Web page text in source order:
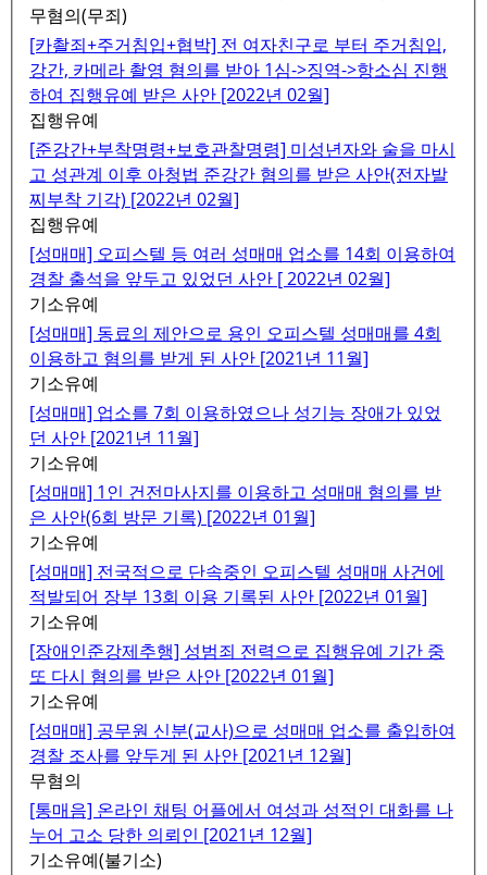
무혐의(무죄)
[카촬죄+주거침입+협박] 전 여자친구로 부터 주거침입,
강간, 카메라 촬영 혐의를 받아 1심->징역->항소심 진행
하여 집행유예 받은 사안 [2022년 02월]
집행유예
[준강간+부착명령+보호관찰명령] 미성년자와 술을 마시
고 성관계 이후 아청법 준강간 혐의를 받은 사안(전자발
찌부착 기각) [2022년 02월]
집행유예
[성매매] 오피스텔 등 여러 성매매 업소를 14회 이용하여
경찰 출석을 앞두고 있었던 사안 [ 2022년 02월]
기소유예
[성매매] 동료의 제안으로 용인 오피스텔 성매매를 4회
이용하고 혐의를 받게 된 사안 [2021년 11월]
기소유예
[성매매] 업소를 7회 이용하였으나 성기능 장애가 있었
던 사안 [2021년 11월]
기소유예
[성매매] 1인 건전마사지를 이용하고 성매매 혐의를 받
은 사안(6회 방문 기록) [2022년 01월]
기소유예
[성매매] 전국적으로 단속중인 오피스텔 성매매 사건에
적발되어 장부 13회 이용 기록된 사안 [2022년 01월]
기소유예
[장애인준강제추행] 성범죄 전력으로 집행유예 기간 중
또 다시 혐의를 받은 사안 [2022년 01월]
기소유예
[성매매] 공무원 신분(교사)으로 성매매 업소를 출입하여
경찰 조사를 앞두게 된 사안 [2021년 12월]
무혐의
[통매음] 온라인 채팅 어플에서 여성과 성적인 대화를 나
누어 고소 당한 의뢰인 [2021년 12월]
기소유예(불기소)